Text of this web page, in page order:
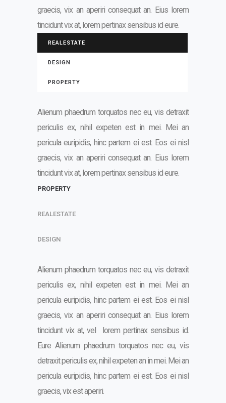
graecis, vix an aperiri consequat an. Eius lorem
tincidunt vix at, lorem pertinax sensibus id eure.
REALESTATE
DESIGN
PROPERTY
Alienum phaedrum torquatos nec eu, vis detraxit
periculis ex, nihil expeten est in mei. Mei an
pericula euripidis, hinc partem ei est. Eos ei nisl
graecis, vix an aperiri consequat an. Eius lorem
tincidunt vix at, lorem pertinax sensibus id eure.
PROPERTY
REALESTATE
DESIGN
Alienum phaedrum torquatos nec eu, vis detraxit
periculis ex, nihil expeten est in mei. Mei an
pericula euripidis, hinc partem ei est. Eos ei nisl
graecis, vix an aperiri consequat an. Eius lorem
tincidunt vix at, vel lorem pertinax sensibus id.
Eure Alienum phaedrum torquatos nec eu, vis
detraxit periculis ex, nihil expeten an in mei. Mei an
pericula euripidis, hinc partem ei est. Eos ei nisl
graecis, vix est aperiri.